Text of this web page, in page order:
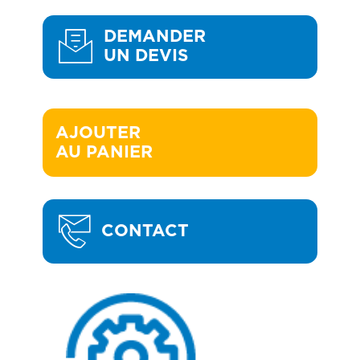
DEMANDER
UN DEVIS
AJOUTER
AU PANIER
CONTACT